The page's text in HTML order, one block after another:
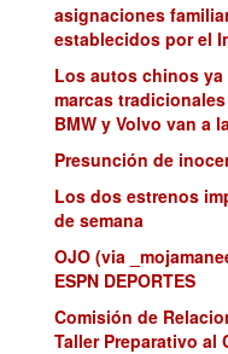
asignaciones
establecidos por el
Los autos chinos
marcas
BMW y Volvo van a
Presunción de
Los dos estrenos
de semana
OJO (via
ESPN DEPORTES
Comisión de
Taller Preparativo al